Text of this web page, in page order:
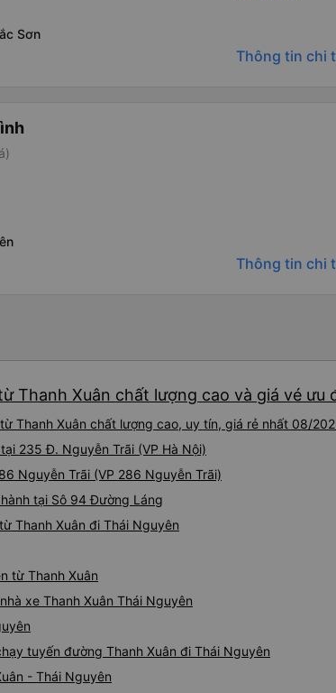
Sơn
Bác tài đã cố
chuyến Xe 11
Thông tin chi
Thông tin chi
Thanh Xuân chất lượng cao và giá vé ưu
Thanh Xuân chất lượng cao, uy tín, giá rẻ nhất 08/
235 Đ. Nguyễn Trãi (VP Hà Nội)
Nguyễn Trãi (VP 286 Nguyễn Trãi)
tại Sô 94 Đường Láng
Thanh Xuân đi Thái Nguyên
từ Thanh Xuân
xe Thanh Xuân Thái Nguyên
tuyến đường Thanh Xuân đi Thái Nguyên
- Thái Nguyên